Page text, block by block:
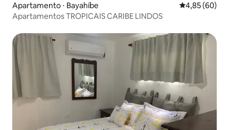
Apartamento ⋅ Bayahíbe 4,85 de uma
4,85 (60)
Apartamentos TROPICAIS CARIBE LINDOS